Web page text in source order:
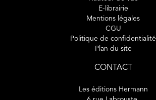
E-librairie
Mentions légales
CGU
Politique de confidentialité
Plan du site
CONTACT
Les éditions Hermann